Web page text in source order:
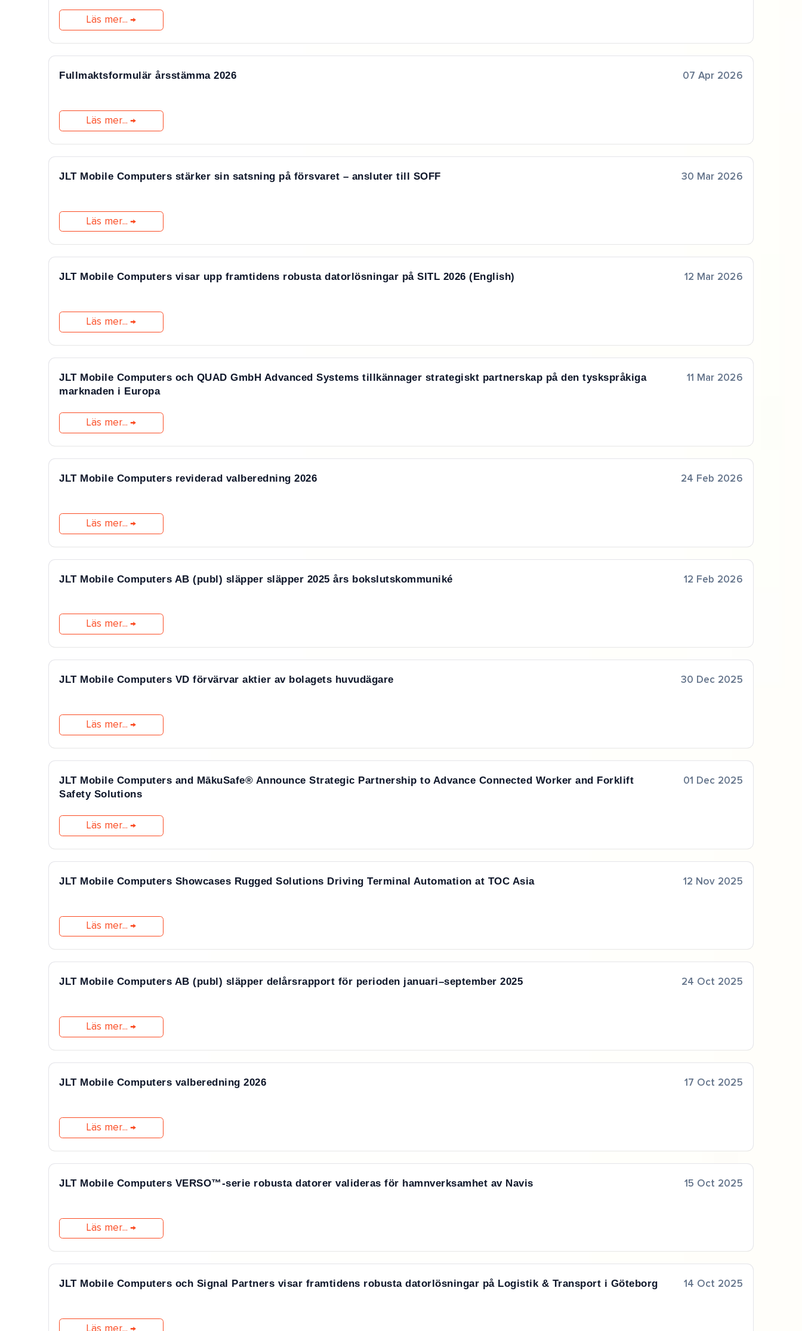
Läs mer...
07 Apr 2026
Fullmaktsformulär årsstämma 2026
Läs mer...
30 Mar 2026
JLT Mobile Computers stärker sin satsning på försvaret – ansluter till SOFF
Läs mer...
12 Mar 2026
JLT Mobile Computers visar upp framtidens robusta datorlösningar på SITL 2026 (English)
Läs mer...
11 Mar 2026
JLT Mobile Computers och QUAD GmbH Advanced Systems tillkännager strategiskt partnerskap på den tyskspråkiga
marknaden i Europa
Läs mer...
24 Feb 2026
JLT Mobile Computers reviderad valberedning 2026
Läs mer...
12 Feb 2026
JLT Mobile Computers AB (publ) släpper släpper 2025 års bokslutskommuniké
Läs mer...
30 Dec 2025
JLT Mobile Computers VD förvärvar aktier av bolagets huvudägare
Läs mer...
01 Dec 2025
JLT Mobile Computers and MākuSafe® Announce Strategic Partnership to Advance Connected Worker and Forklift
Safety Solutions
Läs mer...
12 Nov 2025
JLT Mobile Computers Showcases Rugged Solutions Driving Terminal Automation at TOC Asia
Läs mer...
24 Oct 2025
JLT Mobile Computers AB (publ) släpper delårsrapport för perioden januari–september 2025
Läs mer...
17 Oct 2025
JLT Mobile Computers valberedning 2026
Läs mer...
15 Oct 2025
JLT Mobile Computers VERSO™-serie robusta datorer valideras för hamnverksamhet av Navis
Läs mer...
14 Oct 2025
JLT Mobile Computers och Signal Partners visar framtidens robusta datorlösningar på Logistik & Transport i Göteborg